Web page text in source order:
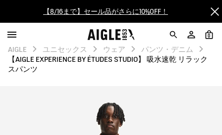
【最大50%OFF】FINAL SALEがスタート！
ログイン/会員登録で送料＆返品無料
AIGLE CLUB ポイントサービス終了のお知らせ
【最大50%OFF】FINAL SALEがスタート！
ログイン/会員登録で送料＆返品無料
0
AIGLE ユニセックス ウェア
パンツ・デニム
【AIGLE EXPERIENCE BY ÉTUDES STUDIO】 吸水速乾 リラック
スパンツ